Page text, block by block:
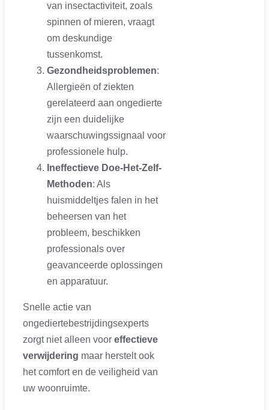
van insectactiviteit, zoals
spinnen of mieren, vraagt
om deskundige
tussenkomst.
Gezondheidsproblemen:
Allergieën of ziekten
gerelateerd aan ongedierte
zijn een duidelijke
waarschuwingssignaal voor
professionele hulp.
Ineffectieve Doe-Het-Zelf-
Methoden: Als
huismiddeltjes falen in het
beheersen van het
probleem, beschikken
professionals over
geavanceerde oplossingen
en apparatuur.
Snelle actie van
ongediertebestrijdingsexperts
zorgt niet alleen voor effectieve
verwijdering maar herstelt ook
het comfort en de veiligheid van
uw woonruimte.